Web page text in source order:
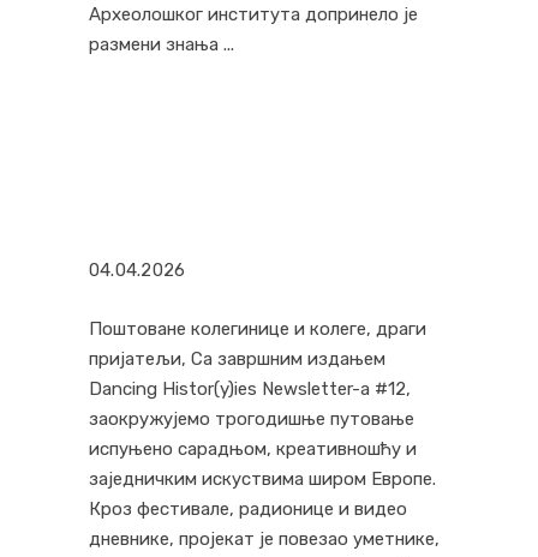
Археолошког института допринело је
размени знања
04.04.2026
Поштоване колегинице и колеге, драги
пријатељи, Са завршним издањем
Dancing Histor(y)ies Newsletter-а #12,
заокружујемо трогодишње путовање
испуњено сарадњом, креативношћу и
заједничким искуствима широм Европе.
Кроз фестивале, радионице и видео
дневнике, пројекат је повезао уметнике,